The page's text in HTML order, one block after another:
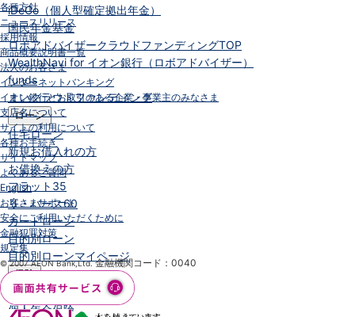
iDeCo（個人型確定拠出年金）
国民年金基金
ロボアドバイザークラウドファンディングTOP
WealthNavi for イオン銀行（ロボアドバイザー）
funds
まいクラウドファンディング
ローン
住宅ローン
新規お借入れの方
お借換えの方
フラット35
リ・バース60
カードローン
目的別ローン
目的別ローンマイページ
保険
保険TOP
個人年金保険
各種方針
ニュースリリース
採用情報
商品概要説明書一覧
法人のお客さま
インターネットバンキング
イオン銀行とお取引のある企業・事業主のみなさま
支店名について
サイトの利用について
各種お手続き
サイトマップ
よくあるご質問
English
お客さまサポート
安全にご利用いただくために
金融犯罪対策
規定集
© 2007 AEON Bank,Ltd. 金融機関コード：0040